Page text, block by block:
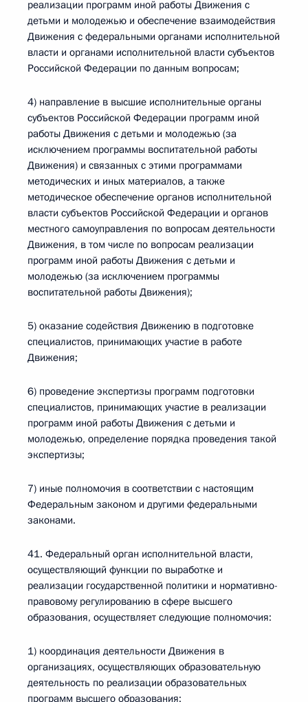
реализации программ иной работы Движения с
детьми и молодежью и обеспечение взаимодействия
Движения с федеральными органами исполнительной
власти и органами исполнительной власти субъектов
Российской Федерации по данным вопросам;
4) направление в высшие исполнительные органы
субъектов Российской Федерации программ иной
работы Движения с детьми и молодежью (за
исключением программы воспитательной работы
Движения) и связанных с этими программами
методических и иных материалов, а также
методическое обеспечение органов исполнительной
власти субъектов Российской Федерации и органов
местного самоуправления по вопросам деятельности
Движения, в том числе по вопросам реализации
программ иной работы Движения с детьми и
молодежью (за исключением программы
воспитательной работы Движения);
5) оказание содействия Движению в подготовке
специалистов, принимающих участие в работе
Движения;
6) проведение экспертизы программ подготовки
специалистов, принимающих участие в реализации
программ иной работы Движения с детьми и
молодежью, определение порядка проведения такой
экспертизы;
7) иные полномочия в соответствии с настоящим
Федеральным законом и другими федеральными
законами.
41. Федеральный орган исполнительной власти,
осуществляющий функции по выработке и
реализации государственной политики и нормативно-
правовому регулированию в сфере высшего
образования, осуществляет следующие полномочия:
1) координация деятельности Движения в
организациях, осуществляющих образовательную
деятельность по реализации образовательных
программ высшего образования;